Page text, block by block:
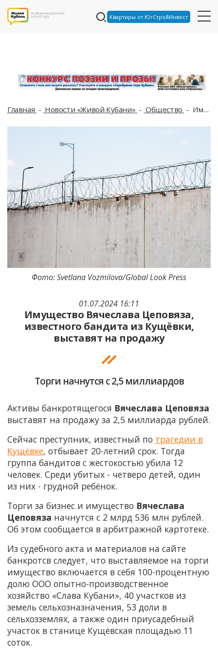
Квартиры от ЮгСтройИнвест
Главная Новости «Живой Кубани» Общество Имущество Вячеслава Цеповяза, известного бандита из Кущёвки, выставят на продажу
01.07.2024 16:11
Имущество Вячеслава Цеповяза,
известного бандита из Кущёвки,
выставят на продажу
Торги начнутся с 2,5 миллиардов
Фото: Svetlana Vozmilova/Global Look Press
Активы банкротящегося Вячеслава Цеповяза
выставят на продажу за 2,5 миллиарда рублей.
Сейчас преступник, известный по трагедии в
Кущёвке, отбывает 20-летний срок. Тогда
группа бандитов с жестокостью убила 12
человек. Среди убитых - четверо детей, один
из них - грудной ребёнок.
Торги за бизнес и имущество Вячеслава
Цеповяза начнутся с 2 млрд 536 млн рублей.
Об этом сообщается в арбитражной картотеке.
Из судебного акта и материалов на сайте
банкротсв следует, что выставляемое на торги
имущество включается в себя 100-процентную
долю ООО опытно-производственное
хозяйство «Слава Кубани», 40 участков из
земель сельхозназначения, 53 доли в
сельхозземлях, а также один приусадебный
участок в станице Кущёвская площадью 11
соток.